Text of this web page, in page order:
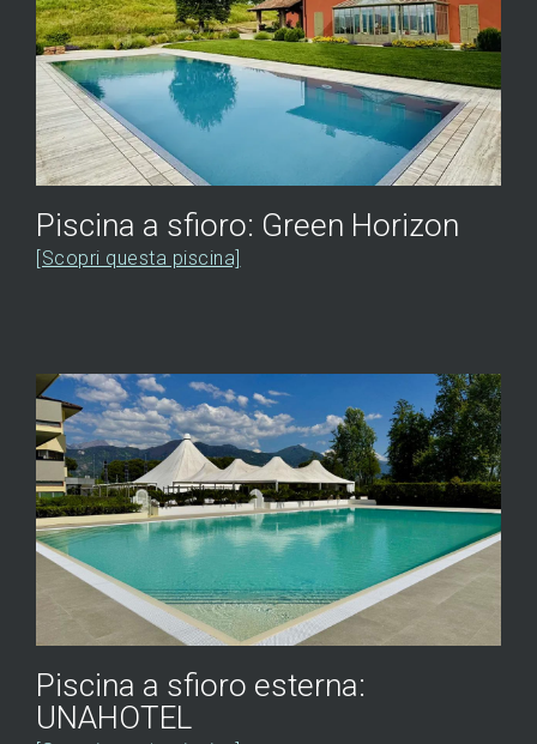
Piscina a sfioro: Green Horizon
[Scopri questa piscina]
Piscina a sfioro esterna:
UNAHOTEL